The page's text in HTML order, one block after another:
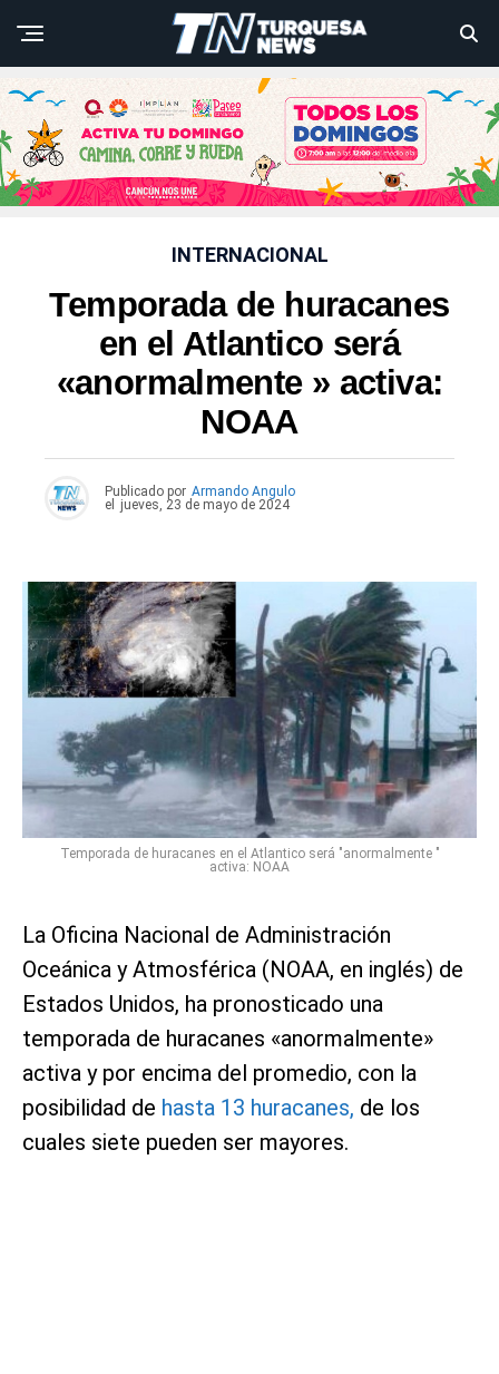
INTERNACIONAL
Temporada de huracanes
en el Atlantico será
«anormalmente » activa:
NOAA
Publicado por Armando Angulo
el
jueves, 23 de mayo de 2024
Temporada de huracanes en el Atlantico será "anormalmente "
activa: NOAA
La Oficina Nacional de Administración
Oceánica y Atmosférica (NOAA, en inglés) de
Estados Unidos, ha pronosticado una
temporada de huracanes «anormalmente»
activa y por encima del promedio, con la
posibilidad de hasta 13 huracanes, de los
cuales siete pueden ser mayores.